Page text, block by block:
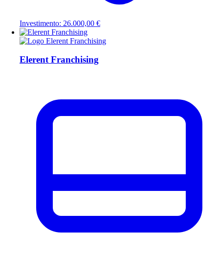
Investimento: 26.000,00 €
Elerent Franchising